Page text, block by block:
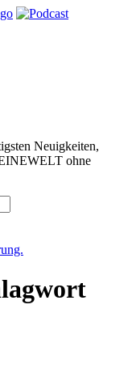
Neuigkeiten,
ohne